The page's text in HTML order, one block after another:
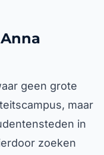
geen grote
maar
in
zoeken